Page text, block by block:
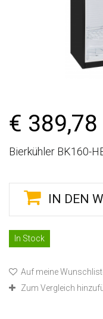
€ 389,78
Bierkühler BK160-
IN DEN
In Stock
Auf meine
Zum Vergleich